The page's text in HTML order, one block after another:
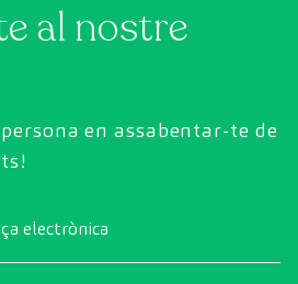
el sistema vascular i el
els primers
al nostre
en assabentar-te de
electrònica